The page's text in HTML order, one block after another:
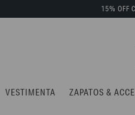
VESTIMENTA ZAPATOS &
15% OFF